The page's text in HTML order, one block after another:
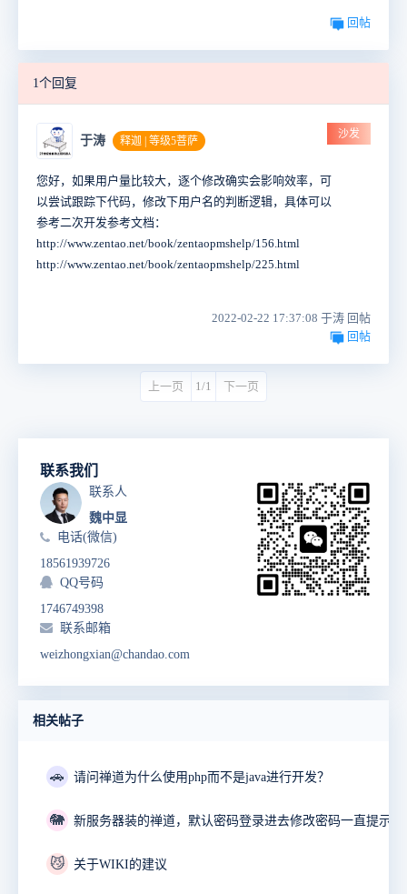
回帖
1个回复
于涛 释迦 | 等级5菩萨
沙发
您好，如果用户量比较大，逐个修改确实会影响效率，可
以尝试跟踪下代码，修改下用户名的判断逻辑，具体可以
参考二次开发参考文档：
http://www.zentao.net/book/zentaopmshelp/156.html
http://www.zentao.net/book/zentaopmshelp/225.html
2022-02-22 17:37:08 于涛 回帖
回帖
上一页 1/1 下一页
联系我们
联系人
魏中显
电话(微信)
18561939726
QQ号码
1746749398
联系邮箱
weizhongxian@chandao.com
相关帖子
🚗 请问禅道为什么使用php而不是java进行开发？
🐘
😼 关于WIKI的建议